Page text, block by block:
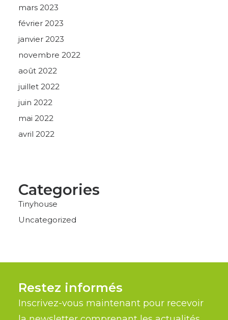
mars 2023
février 2023
janvier 2023
novembre 2022
août 2022
juillet 2022
juin 2022
mai 2022
avril 2022
Categories
Tinyhouse
Uncategorized
Restez informés
Inscrivez-vous maintenant pour recevoir